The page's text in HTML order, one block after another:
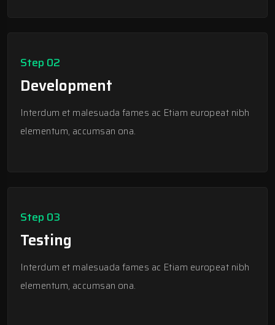
Step 02
Development
Interdum et malesuada fames ac Etiam europeat nibh
elementum, accumsan ona.
Step 03
Testing
Interdum et malesuada fames ac Etiam europeat nibh
elementum, accumsan ona.